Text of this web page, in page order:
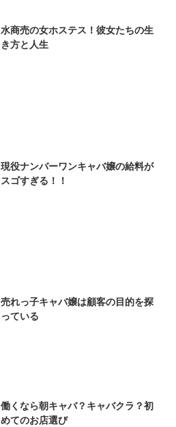
水商売の女ホステス！彼女たちの生
き方と人生
現役ナンバーワンキャバ嬢の給料が
スゴすぎる！！
売れっ子キャバ嬢は顧客の目的を探
っている
働くなら朝キャバ？キャバクラ？初
めてのお店選び